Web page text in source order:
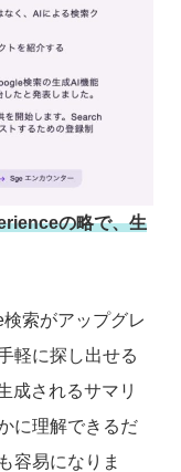
の略で、生
索がアップグレ
軽に探し出せる
成されるサマリ
に理解できるだ
容易になりま